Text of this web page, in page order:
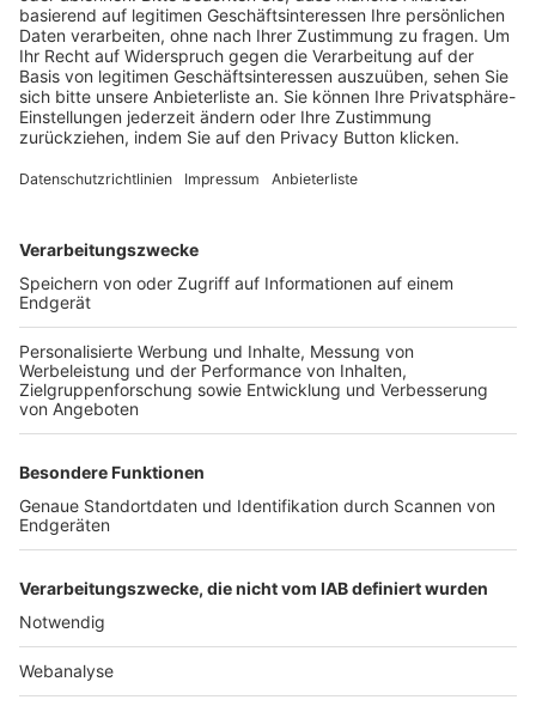
Trainerbörse
Login SpielPlus
FOLGE DEM BFV
TOP-VEREINE
TOP-PARTNER
Nutzungsbedingungen Datenschutz Impressum